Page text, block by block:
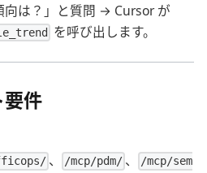
向は？」と質問 → Cursor が
を呼び出します。
件
、 /mcp/pdm/ 、
/mcp/sem